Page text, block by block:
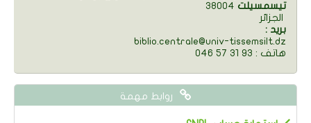
38004 تيسمسيلت
: بريد
biblio.centrale@univ-tissemsilt.dz
046 57 31 93 : هاتف
روابط مهمة